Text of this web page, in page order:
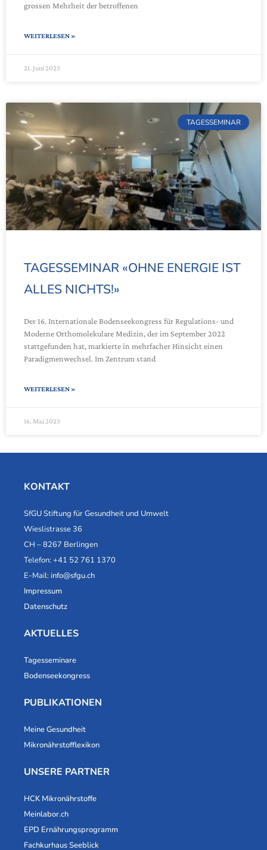
grossen Mehrheit der betroffenen
WEITERLESEN »
21. Juni 2023
TAGESSEMINAR
TAGESSEMINAR «OHNE ENERGIE IST
ALLES NICHTS!»
Der 16. Internationale Bodenseekongress für Regulations- und
Moderne Orthomolekulare Medizin, der im September 2022
stattgefunden hat, markierte in mehrfacher Hinsicht einen
Paradigmenwechsel. Im Zentrum stand
WEITERLESEN »
16. Mai 2023
KONTAKT
SfGU Stiftung für Gesundheit und Umwelt
Wieslistrasse 36
CH – 8267 Berlingen
Telefon: +41 52 761 1370
E-Mail: info@sfgu.ch
Impressum
Datenschutz
AKTUELLES
Tagesseminare
Bodenseekongress
PUBLIKATIONEN
Meine Gesundheit
Mikronährstofflexikon
UNSERE PARTNER
HCK Mikronährstoffe
Meinlabor.ch
EPD Ernährungsprogramm
Fachkurhaus Seeblick